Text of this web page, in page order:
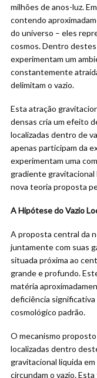
milhões de anos-luz.
contendo
do universo – eles
cosmos. Dentro
experimentam um
constantemente
delimitam o vazio.
Esta atração
densas cria um efeito
localizadas dentro de
apenas participam da
experimentam uma
gradiente gravitacional
nova teoria proposta
A Hipótese do Vazio
A proposta central da
juntamente com suas
situada próxima ao
grande e profundo.
matéria
deficiência
cosmológico padrão.
O mecanismo
localizadas dentro
gravitacional líquida
circundam o vazio.